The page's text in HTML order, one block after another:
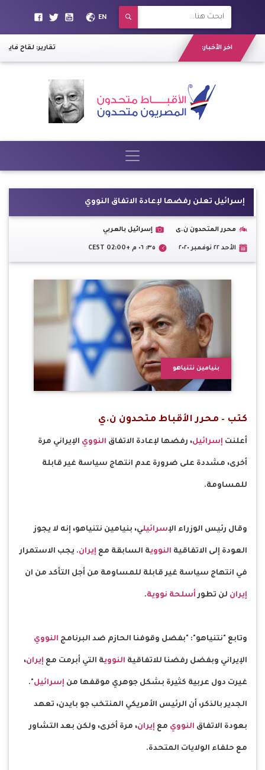
EN
اخر الأخبار: تقارير: لقاح
إسرائيل تعلن رفضها لإعادة الاتفاق النووي
محرر المتحدون ن.ى إسرائيل بالعربي
الأحد ٢٢ نوفمبر ٢٠٢٠ ٣٥: ٠٦ م +02:00 CEST
بنيامين نتنياهو
كتب – محرر الأقباط متحدون ن.ي
أعلنت إسرائيل، رفضها لإعادة الاتفاق النووي الإيراني مرة
أخرى، مشددة على ضرورة عدم انتهاج سياسة غير قابلة
للمساومة.
وقال رئيس الوزراء الإسرائيلي، بنيامين نتنياهو، إنه لا يجوز
العودة إلى الاتفاقية النووية السابقة مع إيران. يجب الاستمرار
في انتهاج سياسة غير قابلة للمساومة من أجل التأكد من ان
إيران لن تطورأسلحة نووية.
وتابع "نتنياهو": "بفضل وقوفنا الحازم ضد البرنامج النووي
الإيراني وبفضل رفضنا للاتفاقية النووية التي أبرمت مع إيران،
غيرت دول عربية كثيرة بشكل جوهري موقفها من إسرائيل".
الجدير بالذكر، أن الرئيس الأمريكي المنتخب جو بايدن، تعهد
بعودة الاتفاق النووي مع إيران، مرة أخرى، ولكن بعد التشاور
مع حلفاء الولايات المتحدة.